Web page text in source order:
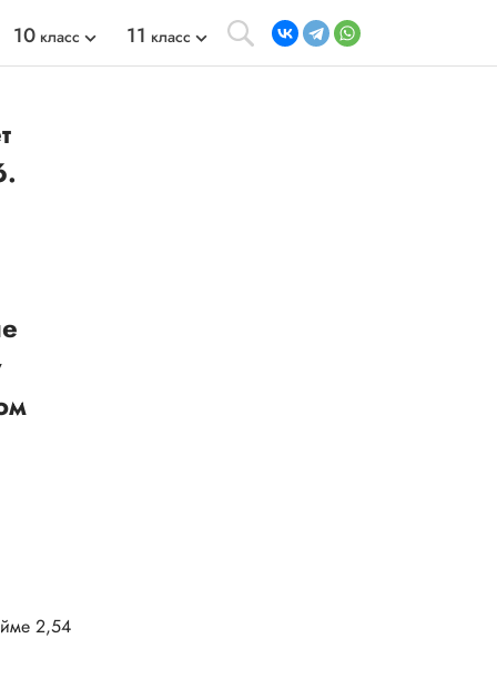
10 класс 11 класс
2,54